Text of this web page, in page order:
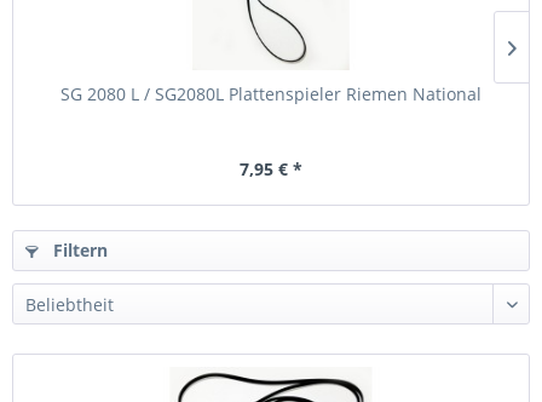
SG 2080 L / SG2080L Plattenspieler Riemen National
7,95 € *
Filtern